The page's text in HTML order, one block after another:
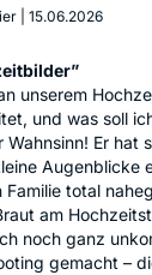
15.06.2026
unserem
und was soll
Wahnsinn! Er hat
Augenblicke
total
am
noch ganz
gemacht –